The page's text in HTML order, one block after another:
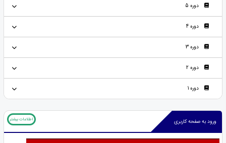
دوره 5
دوره 4
دوره 3
دوره 2
دوره 1
ورود به صفحه کاربری اطلاعات بیشتر